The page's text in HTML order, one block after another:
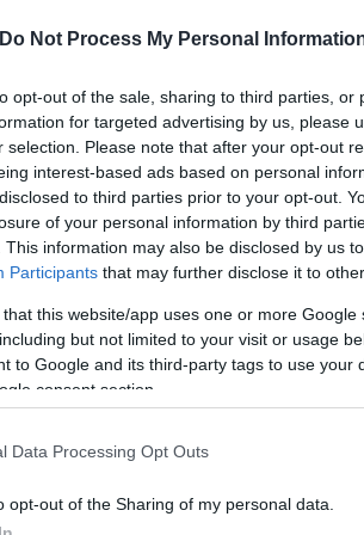
Do Not Process My Personal
opt-out of the sale, sharing to third parties, or
for targeted advertising by us, please
selection. Please note that after your opt-out
interest-based ads based on personal
to third parties prior to your opt-out.
of your personal information by third
This information may also be disclosed by us
Participants that may further disclose it to
that this website/app uses one or more
but not limited to your visit or usage
to Google and its third-party tags to use your
consent section.
Data Processing Opt Outs
opt-out of the Sharing of my personal data.
Ügynökség alsó tagozatos
áll, aki bejárná egész
és értékesítési vezérigazgató-
elmondta: minden megyében és
megközelíthetőek és a gyermekek
tagozatos diákok, akiknek Kajla-
utazhatnak az országon belül
pecséteket gyűjthetnek, és